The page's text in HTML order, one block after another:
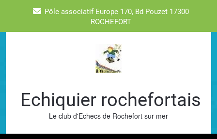
Pôle associatif Europe 170, Bd Pouzet 17300
ROCHEFORT
Echiquier rochefortais
Le club d'Echecs de Rochefort sur mer